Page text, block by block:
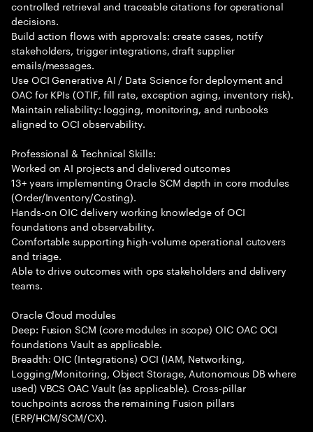
controlled retrieval and traceable citations for operational
decisions.
Build action flows with approvals: create cases, notify
stakeholders, trigger integrations, draft supplier
emails/messages.
Use OCI Generative AI / Data Science for deployment and
OAC for KPIs (OTIF, fill rate, exception aging, inventory risk).
Maintain reliability: logging, monitoring, and runbooks
aligned to OCI observability.
Professional & Technical Skills:
Worked on AI projects and delivered outcomes
13+ years implementing Oracle SCM depth in core modules
(Order/Inventory/Costing).
Hands-on OIC delivery working knowledge of OCI
foundations and observability.
Comfortable supporting high-volume operational cutovers
and triage.
Able to drive outcomes with ops stakeholders and delivery
teams.
Oracle Cloud modules
Deep: Fusion SCM (core modules in scope) OIC OAC OCI
foundations Vault as applicable.
Breadth: OIC (Integrations) OCI (IAM, Networking,
Logging/Monitoring, Object Storage, Autonomous DB where
used) VBCS OAC Vault (as applicable). Cross-pillar
touchpoints across the remaining Fusion pillars
(ERP/HCM/SCM/CX).